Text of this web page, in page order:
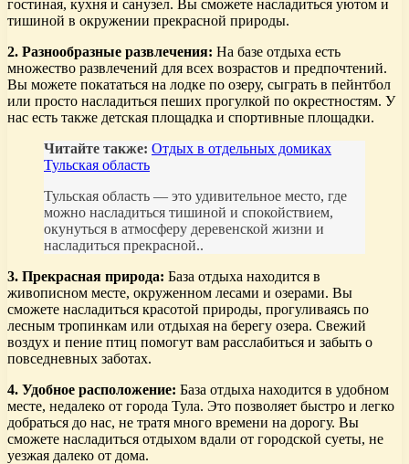
гостиная, кухня и санузел. Вы сможете насладиться уютом и
тишиной в окружении прекрасной природы.
2. Разнообразные развлечения: На базе отдыха есть
множество развлечений для всех возрастов и предпочтений.
Вы можете покататься на лодке по озеру, сыграть в пейнтбол
или просто насладиться пеших прогулкой по окрестностям. У
нас есть также детская площадка и спортивные площадки.
Читайте также: Отдых в отдельных домиках
Тульская область
Тульская область — это удивительное место, где
можно насладиться тишиной и спокойствием,
окунуться в атмосферу деревенской жизни и
насладиться прекрасной..
3. Прекрасная природа: База отдыха находится в
живописном месте, окруженном лесами и озерами. Вы
сможете насладиться красотой природы, прогуливаясь по
лесным тропинкам или отдыхая на берегу озера. Свежий
воздух и пение птиц помогут вам расслабиться и забыть о
повседневных заботах.
4. Удобное расположение: База отдыха находится в удобном
месте, недалеко от города Тула. Это позволяет быстро и легко
добраться до нас, не тратя много времени на дорогу. Вы
сможете насладиться отдыхом вдали от городской суеты, не
уезжая далеко от дома.